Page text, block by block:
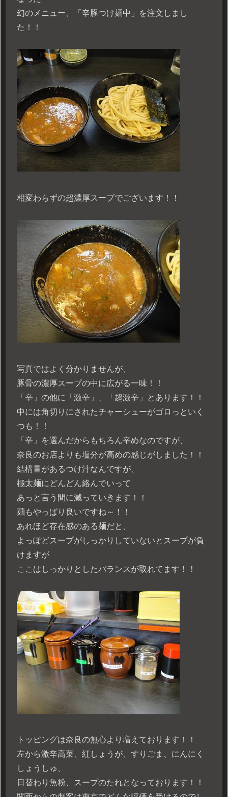
幻のメニュー、「辛豚つけ麺中」を注文しまし
た！！
相変わらずの超濃厚スープでございます！！
写真ではよく分かりませんが、
豚骨の濃厚スープの中に広がる一味！！
「辛」の他に「激辛」、「超激辛」とあります！！
中には角切りにされたチャーシューがゴロっといく
つも！！
「辛」を選んだからもちろん辛めなのですが、
奈良のお店よりも塩分が高めの感じがしました！！
結構量があるつけ汁なんですが、
極太麺にどんどん絡んでいって
あっと言う間に減っていきます！！
麺もやっぱり良いですね～！！
あれほど存在感のある麺だと、
よっぽどスープがしっかりしていないとスープが負
けますが
ここはしっかりとしたバランスが取れてます！！
トッピングは奈良の無心より増えております！！
左から激辛高菜、紅しょうが、すりごま、にんにく
しょうしゅ、
日替わり魚粉、スープのたれとなっております！！